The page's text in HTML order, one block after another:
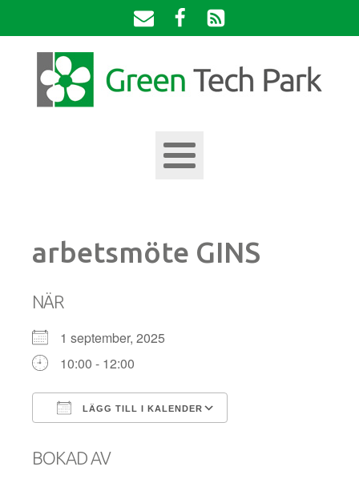
arbetsmöte GINS
NÄR
1 september, 2025
10:00 - 12:00
LÄGG TILL I KALENDER
BOKAD AV